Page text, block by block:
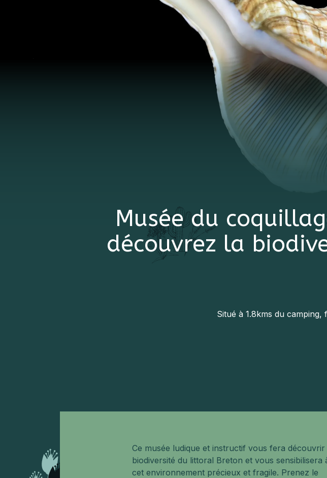
Musée du
découvrez la
Situé à 1.8kms du camping,
Ce musée ludique et instructif vous fera découvrir
biodiversité du littoral Breton et vous sensibilisera
cet environnement précieux et fragile. Prenez le